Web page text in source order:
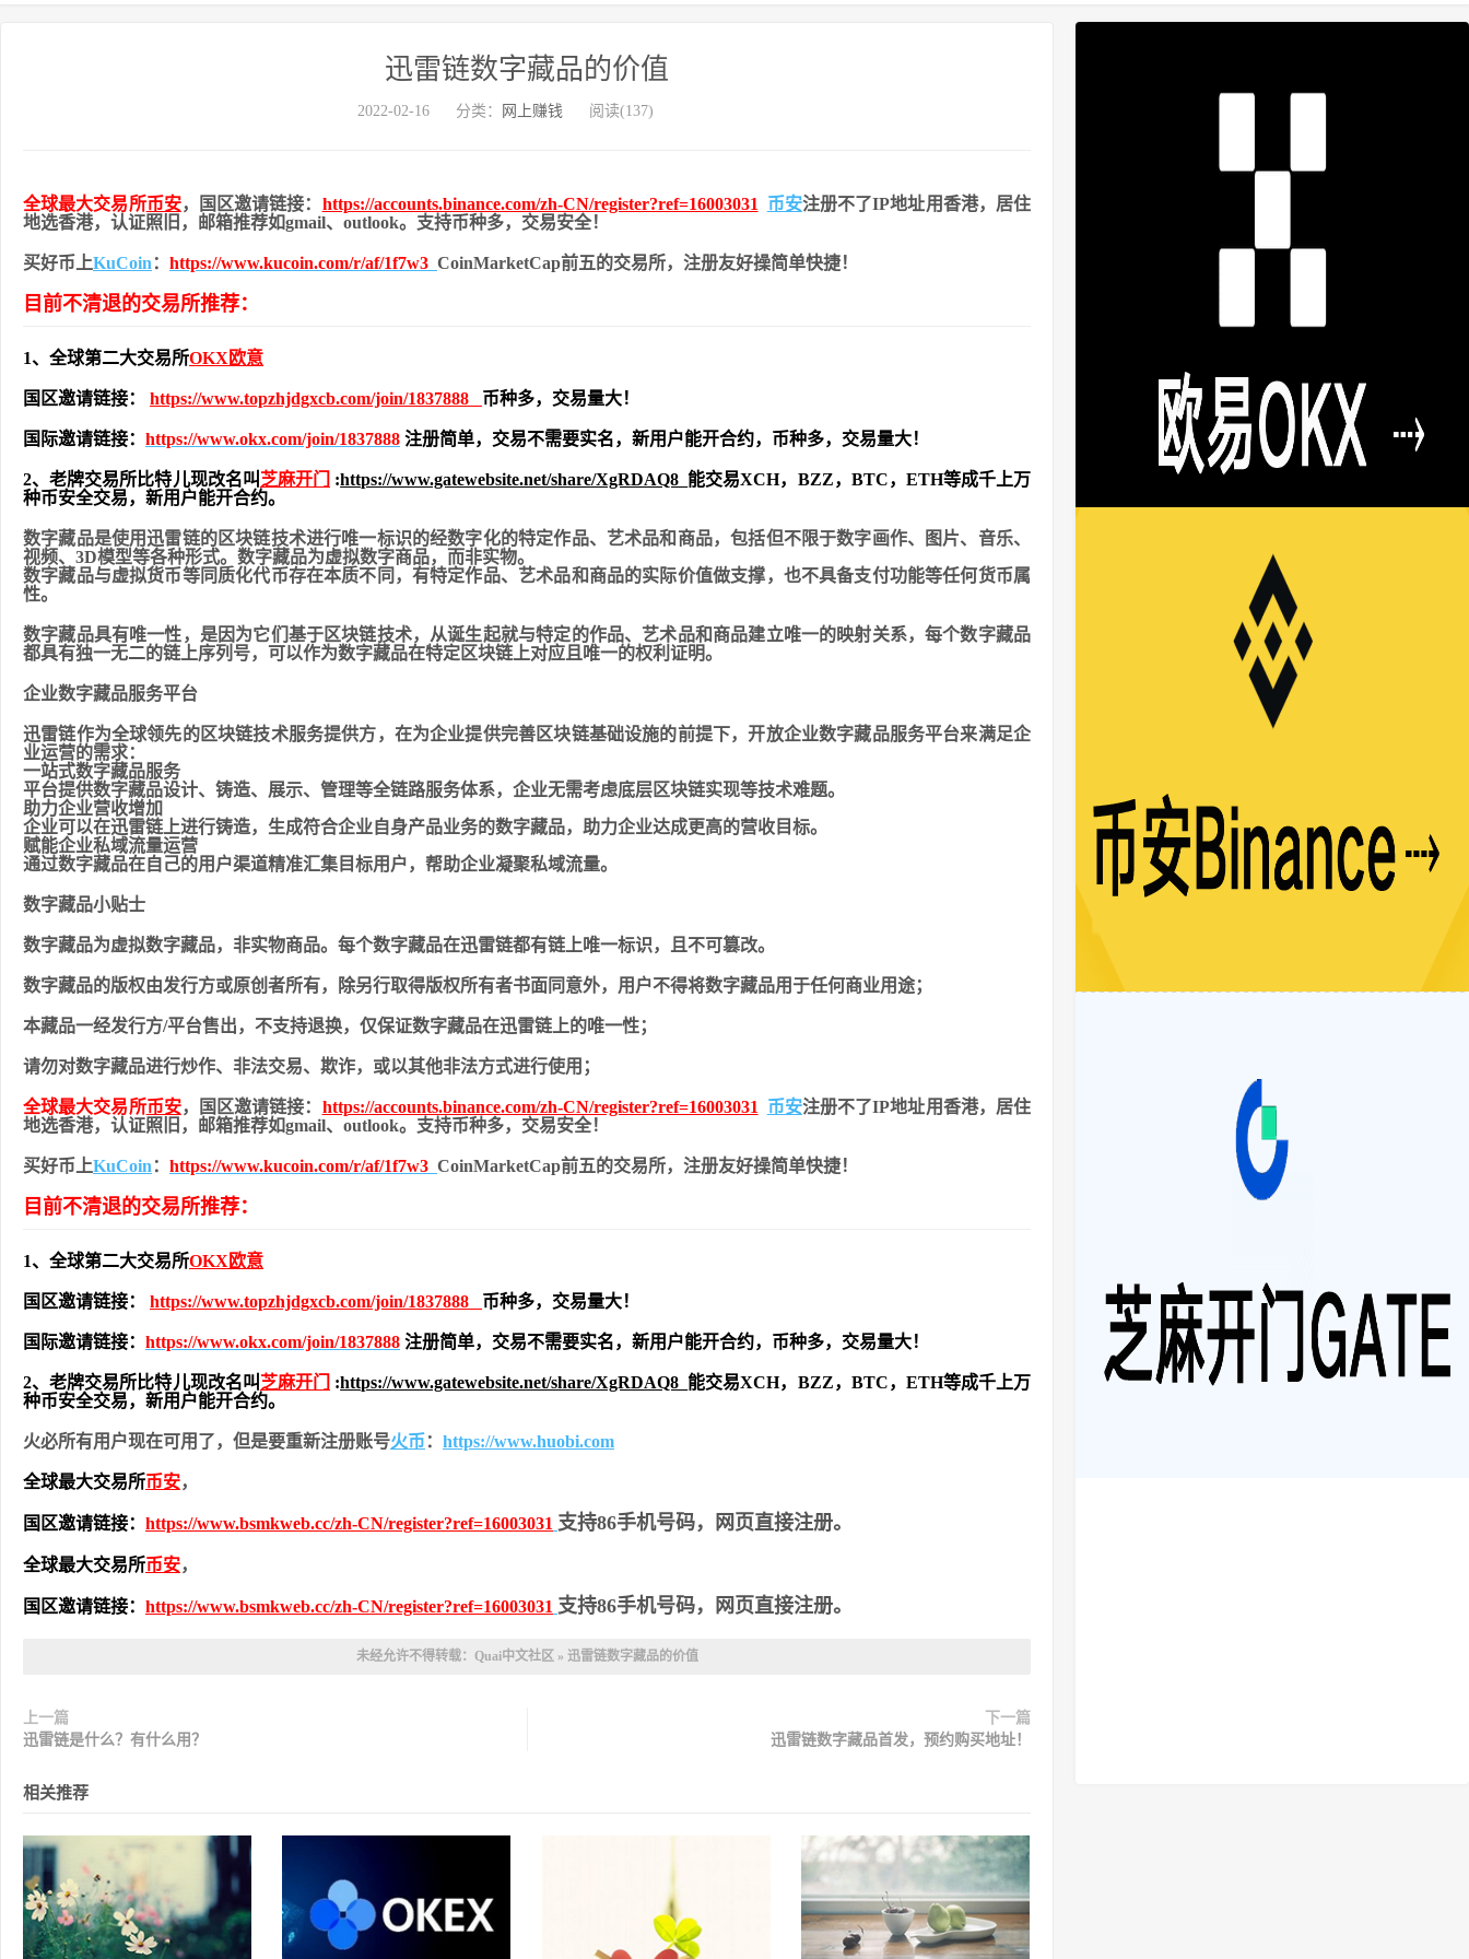
迅雷链数字藏品的价值
2022-02-16 分类： 网上赚钱 阅读(137)
全球最大交易所币安，国区邀请链接： https://accounts.binance.com/zh-CN/register?ref=16003031 币安注册不了IP地址用香港，居住
地选香港，认证照旧， 邮箱推荐如gmail、outlook。支持币种多，交易安全！
买好币上KuCoin ： https://www.kucoin.com/r/af/1f7w3 CoinMarketCap前五的交易所，注册友好操简单快捷！
目前不清退的交易所推荐：
1、全球第二大交易所OKX欧意
国区邀请链接： https://www.topzhjdgxcb.com/join/1837888 币种多，交易量大！
国际邀请链接： https://www.okx.com/join/1837888 注册简单，交易不需要实名，新用户能开合约， 币种多，交易量大！
2、老牌交易所比特儿现改名叫 芝麻开门 :https://www.gatewebsite.net/share/XgRDAQ8 能交易XCH，BZZ，BTC，ETH等成千上万
种币安全交易，新用户能开合约。
数字藏品是使用迅雷链的区块链技术进行唯一标识的经数字化的特定作品、艺术品和商品，包括但不限于数字画作、图片、音乐、
视频、3D模型等各种形式。数字藏品为虚拟数字商品，而非实物。
数字藏品与虚拟货币等同质化代币存在本质不同，有特定作品、艺术品和商品的实际价值做支撑，也不具备支付功能等任何货币属
性。
数字藏品具有唯一性，是因为它们基于区块链技术，从诞生起就与特定的作品、艺术品和商品建立唯一的映射关系，每个数字藏品
都具有独一无二的链上序列号，可以作为数字藏品在特定区块链上对应且唯一的权利证明。
企业数字藏品服务平台
迅雷链作为全球领先的区块链技术服务提供方，在为企业提供完善区块链基础设施的前提下，开放企业数字藏品服务平台来满足企
业运营的需求：
一站式数字藏品服务
平台提供数字藏品设计、铸造、展示、管理等全链路服务体系，企业无需考虑底层区块链实现等技术难题。
助力企业营收增加
企业可以在迅雷链上进行铸造，生成符合企业自身产品业务的数字藏品，助力企业达成更高的营收目标。
赋能企业私域流量运营
通过数字藏品在自己的用户渠道精准汇集目标用户，帮助企业凝聚私域流量。
数字藏品小贴士
数字藏品为虚拟数字藏品，非实物商品。每个数字藏品在迅雷链都有链上唯一标识，且不可篡改。
数字藏品的版权由发行方或原创者所有，除另行取得版权所有者书面同意外，用户不得将数字藏品用于任何商业用途；
本藏品一经发行方/平台售出，不支持退换，仅保证数字藏品在迅雷链上的唯一性；
请勿对数字藏品进行炒作、非法交易、欺诈，或以其他非法方式进行使用；
全球最大交易所币安，国区邀请链接： https://accounts.binance.com/zh-CN/register?ref=16003031 币安注册不了IP地址用香港，居住
地选香港，认证照旧， 邮箱推荐如gmail、outlook。支持币种多，交易安全！
买好币上KuCoin ： https://www.kucoin.com/r/af/1f7w3 CoinMarketCap前五的交易所，注册友好操简单快捷！
目前不清退的交易所推荐：
1、全球第二大交易所OKX欧意
国区邀请链接： https://www.topzhjdgxcb.com/join/1837888 币种多，交易量大！
国际邀请链接： https://www.okx.com/join/1837888 注册简单，交易不需要实名，新用户能开合约， 币种多，交易量大！
2、老牌交易所比特儿现改名叫 芝麻开门 :https://www.gatewebsite.net/share/XgRDAQ8 能交易XCH，BZZ，BTC，ETH等成千上万
种币安全交易，新用户能开合约。
火必所有用户现在可用了，但是要重新注册账号火币 ： https://www.huobi.com
全球最大交易所币安，
国区邀请链接： https://www.bsmkweb.cc/zh-CN/register?ref=16003031 支持86手机号码，网页直接注册。
全球最大交易所币安，
国区邀请链接： https://www.bsmkweb.cc/zh-CN/register?ref=16003031 支持86手机号码，网页直接注册。
未经允许不得转载： Quai中文社区» 迅雷链数字藏品的价值
上一篇
迅雷链是什么？有什么用？
下一篇
迅雷链数字藏品首发，预约购买地址！
相关推荐